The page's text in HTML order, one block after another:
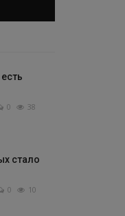
0 38
стало
0 10